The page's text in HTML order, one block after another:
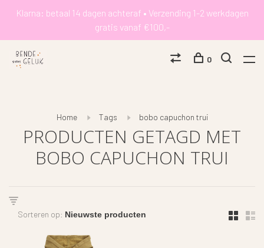
Klarna: betaal 14 dagen achteraf • Verzending 1-2 werkdagen
gratis vanaf €100,-
0
Home Tags bobo capuchon trui
PRODUCTEN GETAGD MET
BOBO CAPUCHON TRUI
Sorteren op: